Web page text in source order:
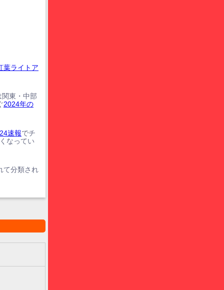
ライトア
東・中部
2024年の
速報でチ
なってい
て分類され